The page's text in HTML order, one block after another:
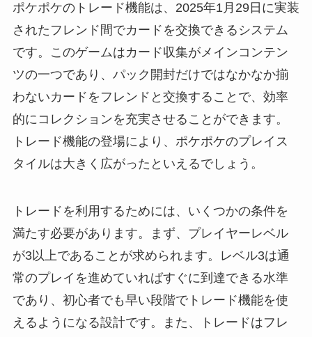
ポケポケのトレード機能は、2025年1月29日に実装
されたフレンド間でカードを交換できるシステム
です。このゲームはカード収集がメインコンテン
ツの一つであり、パック開封だけではなかなか揃
わないカードをフレンドと交換することで、効率
的にコレクションを充実させることができます。
トレード機能の登場により、ポケポケのプレイス
タイルは大きく広がったといえるでしょう。
トレードを利用するためには、いくつかの条件を
満たす必要があります。まず、プレイヤーレベル
が3以上であることが求められます。レベル3は通
常のプレイを進めていればすぐに到達できる水準
であり、初心者でも早い段階でトレード機能を使
えるようになる設計です。また、トレードはフレ